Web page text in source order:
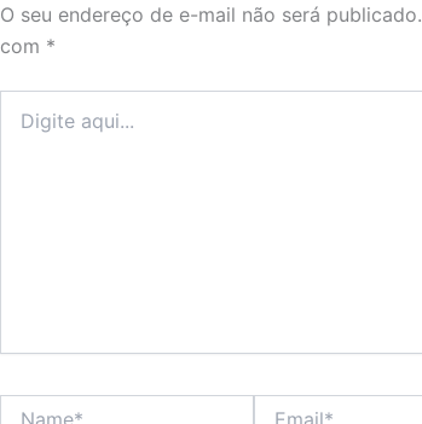
O seu endereço de e-mail não será publicado.
com *
aqui...